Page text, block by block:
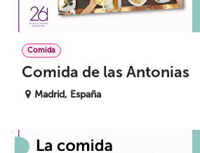
Comida
Comida de las Antonias
Madrid, España